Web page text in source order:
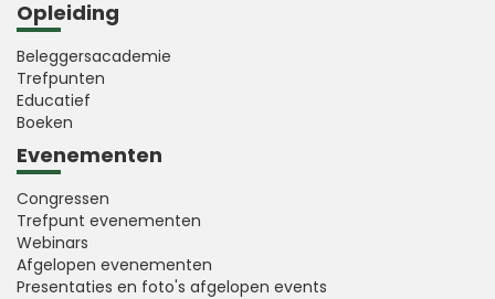
Opleiding
Beleggersacademie
Trefpunten
Educatief
Boeken
Evenementen
Congressen
Trefpunt evenementen
Webinars
Afgelopen evenementen
Presentaties en foto's afgelopen events